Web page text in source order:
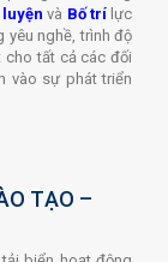
luyện và Bố trílực
yêu nghề, trình độ
cho tất cả các đối
vào sự phát triển
TẠO –